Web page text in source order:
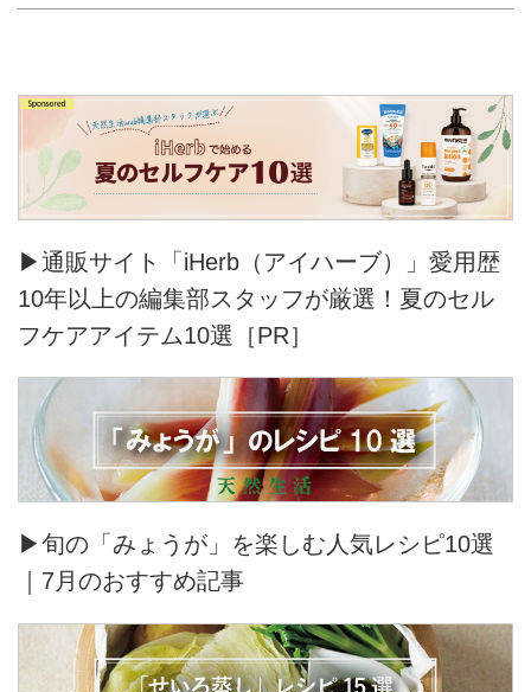
▶通販サイト「iHerb（アイハーブ）」愛用歴
10年以上の編集部スタッフが厳選！夏のセル
フケアアイテム10選［PR］
▶旬の「みょうが」を楽しむ人気レシピ10選
｜7月のおすすめ記事